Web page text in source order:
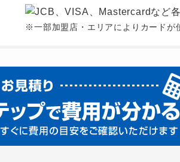
※一部加盟店・エリアによりカードが